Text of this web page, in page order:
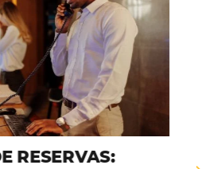
vendas diretas.
conCRM y